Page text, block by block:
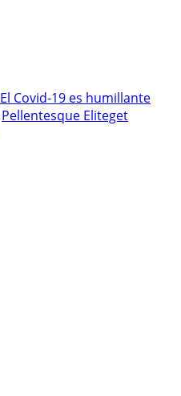
El Covid-19 es humillante
Pellentesque Eliteget